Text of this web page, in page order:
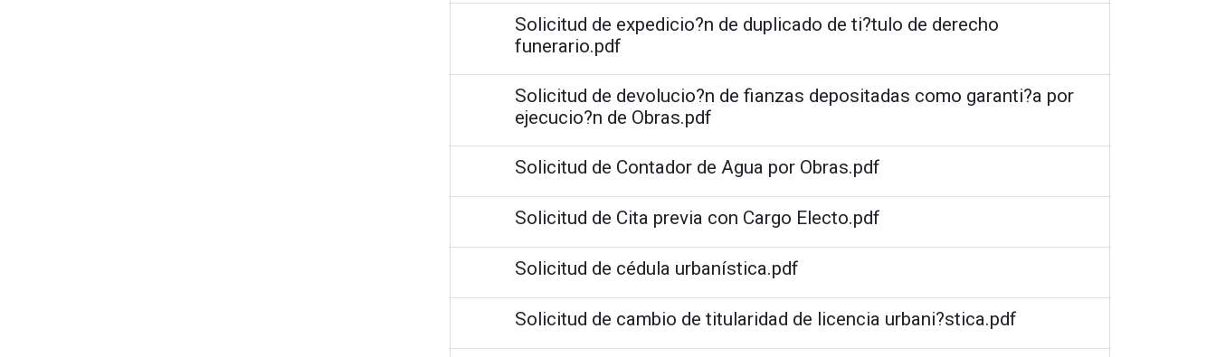
Solicitud de expedicio?n de duplicado de ti?tulo de derecho
funerario.pdf
Solicitud de devolucio?n de fianzas depositadas como garanti?a por
ejecucio?n de Obras.pdf
Solicitud de Contador de Agua por Obras.pdf
Solicitud de Cita previa con Cargo Electo.pdf
Solicitud de cédula urbanística.pdf
Solicitud de cambio de titularidad de licencia urbani?stica.pdf